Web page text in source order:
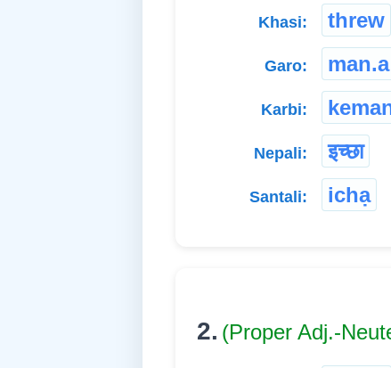
Khasi: threw
Garo:
Karbi:
Nepali: इच्छा
Santali: ichạ
2. (Proper Adj.-